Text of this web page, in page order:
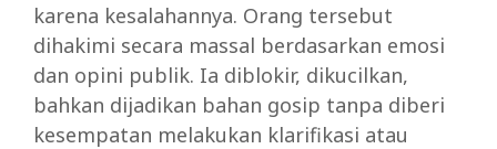
karena kesalahannya. Orang tersebut
dihakimi secara massal berdasarkan emosi
dan opini publik. Ia diblokir, dikucilkan,
bahkan dijadikan bahan gosip tanpa diberi
kesempatan melakukan klarifikasi atau